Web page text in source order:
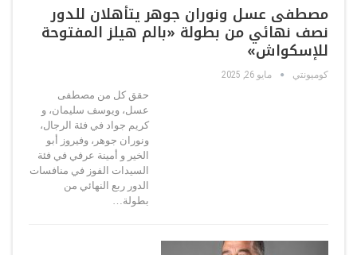
مصطفى عسل ونوران جوهر يتأهلان للدور
نصف نهائي من بطولة «بالم هيلز المفتوحة
للإسكواش»
كوميونتي مايو 26, 2025
حقق كل من مصطفى
عسل، ويوسف سليمان، و
كريم جواد في فئة الرجال،
ونوران جوهر، وفيروز أبو
الخير و أمينة عرفي في فئة
السيدات الفوز في منافسات
الدور ربع النهائي من
بطولة…